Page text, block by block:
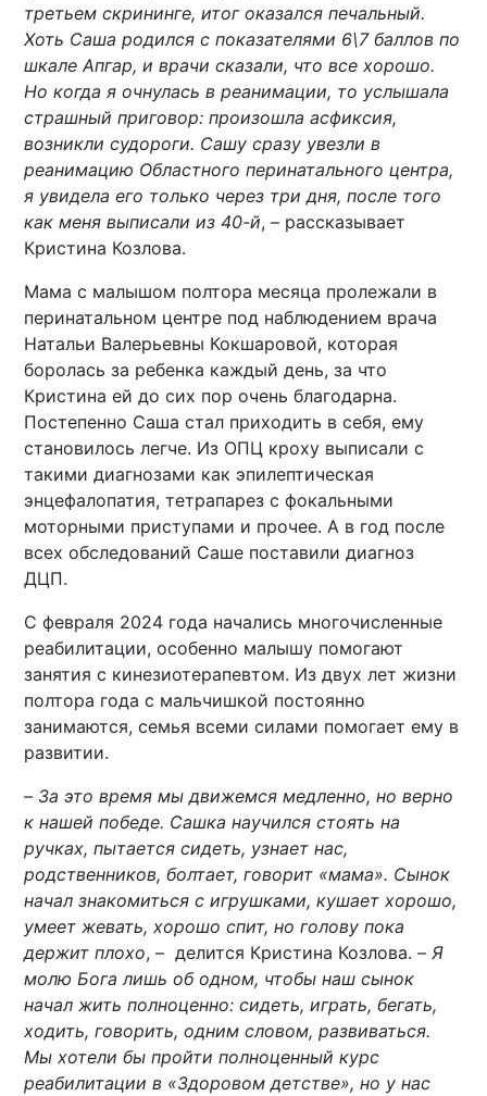
третьем скрининге, итог оказался печальный.
Хоть Саша родился с показателями 6\7 баллов по
шкале Апгар, и врачи сказали, что все хорошо.
Но когда я очнулась в реанимации, то услышала
страшный приговор: произошла асфиксия,
возникли судороги. Сашу сразу увезли в
реанимацию Областного перинатального центра,
я увидела его только через три дня, после того
как меня выписали из 40-й, – рассказывает
Кристина Козлова.
Мама с малышом полтора месяца пролежали в
перинатальном центре под наблюдением врача
Натальи Валерьевны Кокшаровой, которая
боролась за ребенка каждый день, за что
Кристина ей до сих пор очень благодарна.
Постепенно Саша стал приходить в себя, ему
становилось легче. Из ОПЦ кроху выписали с
такими диагнозами как эпилептическая
энцефалопатия, тетрапарез с фокальными
моторными приступами и прочее. А в год после
всех обследований Саше поставили диагноз
ДЦП.
С февраля 2024 года начались многочисленные
реабилитации, особенно малышу помогают
занятия с кинезиотерапевтом. Из двух лет жизни
полтора года с мальчишкой постоянно
занимаются, семья всеми силами помогает ему в
развитии.
– За это время мы движемся медленно, но верно
к нашей победе. Сашка научился стоять на
ручках, пытается сидеть, узнает нас,
родственников, болтает, говорит «мама». Сынок
начал знакомиться с игрушками, кушает хорошо,
умеет жевать, хорошо спит, но голову пока
держит плохо, – делится Кристина Козлова. –Я
молю Бога лишь об одном, чтобы наш сынок
начал жить полноценно: сидеть, играть, бегать,
ходить, говорить, одним словом, развиваться.
Мы хотели бы пройти полноценный курс
реабилитации в «Здоровом детстве», но у нас